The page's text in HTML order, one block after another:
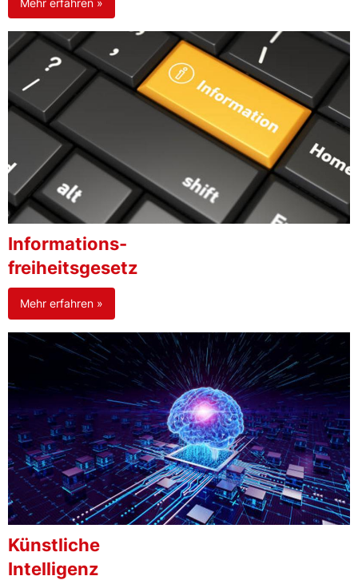
Informations-
freiheitsgesetz
Mehr erfahren »
Künstliche
Intelligenz